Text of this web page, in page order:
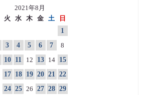
2021年8月
火 水 木 金 土 日
1
3 4 5 6 7
8
10 11 12 13 14
15
17 18 19 20 21
22
24 25 26 27 28 29